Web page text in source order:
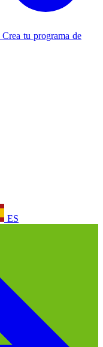
Crea tu programa de
ES